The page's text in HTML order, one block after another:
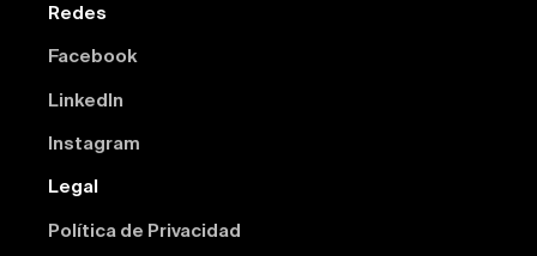
Redes
Facebook
Linkedln
Instagram
Legal
Política de Privacidad